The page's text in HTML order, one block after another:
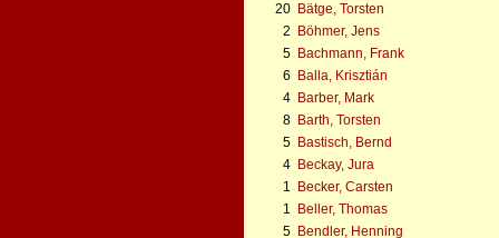
20 Bätge, Torsten
2
Böhmer, Jens
5 Bachmann, Frank
6
Balla, Krisztián
4 Barber, Mark
8 Barth, Torsten
5 Bastisch, Bernd
4 Beckay, Jura
1
Becker, Carsten
1
Beller, Thomas
5 Bendler, Henning